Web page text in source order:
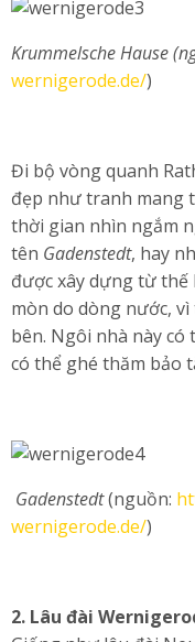
Krummelsche Hause
wernigerode.de/)
Đi bộ vòng quanh
đẹp như tranh mang
thời gian nhìn ngắm
tên Gadenstedt, hay
được xây dựng từ thế
mòn do dòng nước,
bên. Ngôi nhà này có
có thể ghé thăm bảo
Gadenstedt(nguồn:
wernigerode.de/)
2. Lâu đài